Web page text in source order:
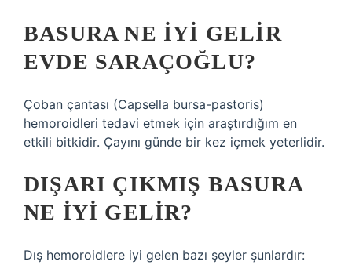
BASURA NE IYI GELIR
EVDE SARAÇOĞLU?
Çoban çantası (Capsella bursa-pastoris)
hemoroidleri tedavi etmek için araştırdığım en
etkili bitkidir. Çayını günde bir kez içmek yeterlidir.
DIŞARI ÇIKMIŞ BASURA
NE IYI GELIR?
Dış hemoroidlere iyi gelen bazı şeyler şunlardır: